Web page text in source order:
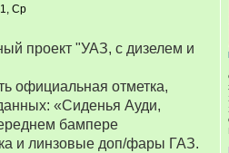
Ср
проект "УАЗ, с дизелем и
официальная отметка,
«Сиденья Ауди,
бампере
и линзовые доп/фары ГАЗ.